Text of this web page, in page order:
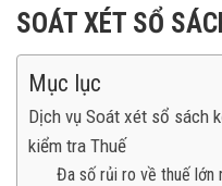
SOÁT XÉT SỔ
Mục lục
Dịch vụ Soát xét sổ sách
kiểm tra Thuế
Đa số rủi ro về thuế lớn